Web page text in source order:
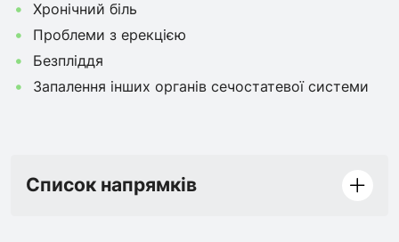
Хронічний біль
Проблеми з ерекцією
Безпліддя
Запалення інших органів сечостатевої системи
Список напрямків